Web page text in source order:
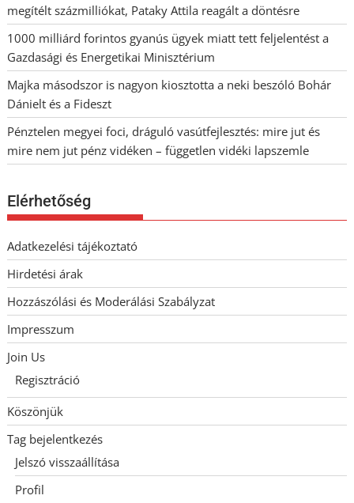
megítélt százmilliókat, Pataky Attila reagált a döntésre
1000 milliárd forintos gyanús ügyek miatt tett feljelentést a
Gazdasági és Energetikai Minisztérium
Majka másodszor is nagyon kiosztotta a neki beszóló Bohár
Dánielt és a Fideszt
Pénztelen megyei foci, dráguló vasútfejlesztés: mire jut és
mire nem jut pénz vidéken – független vidéki lapszemle
Elérhetőség
Adatkezelési tájékoztató
Hirdetési árak
Hozzászólási és Moderálási Szabályzat
Impresszum
Join Us
Regisztráció
Köszönjük
Tag bejelentkezés
Jelszó visszaállítása
Profil